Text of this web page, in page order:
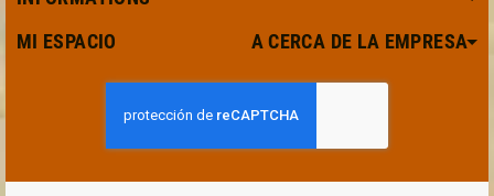
MI ESPACIO A CERCA DE LA EMPRESA